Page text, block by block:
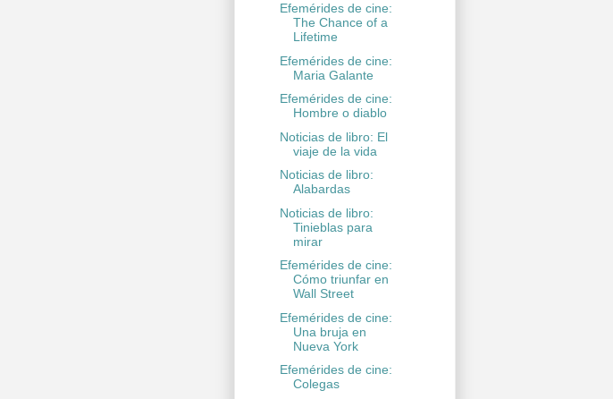
Efemérides de cine:
The Chance of a
Lifetime
Efemérides de cine:
Maria Galante
Efemérides de cine:
Hombre o diablo
Noticias de libro: El
viaje de la vida
Noticias de libro:
Alabardas
Noticias de libro:
Tinieblas para
mirar
Efemérides de cine:
Cómo triunfar en
Wall Street
Efemérides de cine:
Una bruja en
Nueva York
Efemérides de cine:
Colegas